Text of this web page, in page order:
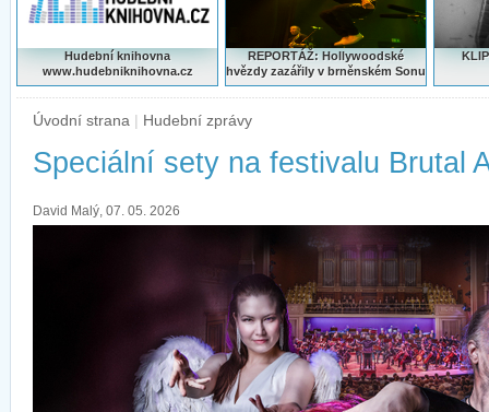
Hudební knihovna
www.hudebniknihovna.cz
REPORTÁŽ: Hollywoodské
hvězdy zazářily v brněnském Sonu
Úvodní strana | Hudební zprávy
Speciální sety na festivalu Brutal
David Malý, 07. 05. 2026